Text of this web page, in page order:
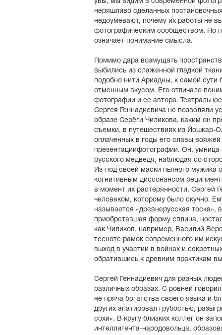
неряшливо сделанных
недоумевают, почему их работы не
фотографическим сообществом. Но
означает понимание смысла.
Помимо дара возмущать
выбились из слаженной гладкой
подобно нити Ариадны, к самой сути
отменным вкусом. Его отличало
фотографии и ее автора.
Сергея Геннадиевича не позволяли
образе Серёги Чиликова, каким он
съемки, в путешествиях из Йошкар-
оплаченных в годы его славы вояжей
презентациифотографии. Он,
русского медведя, наблюдая со
Из-под своей маски пьяного мужика
когнитивным диссонансом
в момент их растерянности. Сергей
человеком, которому было скучно.
называется «древнерусская тоска»,
приобретавшая форму сплина,
как Чиликов, например, Василий
тесноте рамок современного им
выход в участии в войнах и
обратившись к древним практикам
Сергей Геннадиевич для разных
различных образах. С ровней
не пряча богатства своего языка и
других эпатировал грубостью,
сохи». В кругу близких коллег он
интеллигента-народовольца,